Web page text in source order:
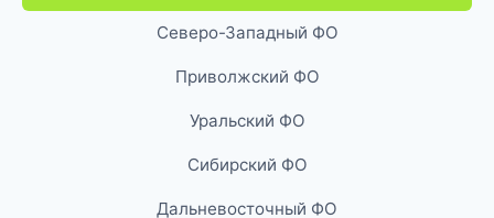
Северо-Западный ФО
Приволжский ФО
Уральский ФО
Сибирский ФО
Дальневосточный ФО